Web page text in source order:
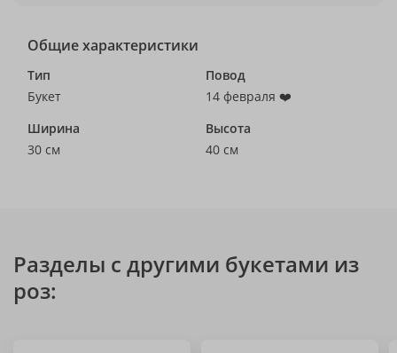
Общие характеристики
Тип
Букет
Повод
14 февраля ❤️
Ширина
30 см
Высота
40 см
Разделы с другими букетами из
роз: